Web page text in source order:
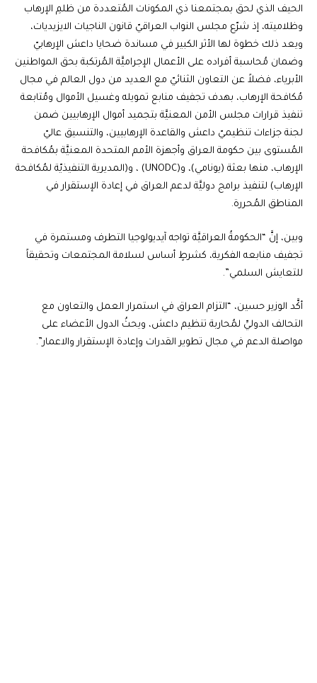
الحيف الذي لحق بمجتمعنا ذي المكونات المُتعددة من ظلمِ الإرهاب
وظلاميته، إذ شرّع مجلس النواب العراقيّ قانون الناجيات الايزيديات،
ويعد ذلك خطوة لها الأثر الكبير في مساندة ضحايا داعش الإرهابيّ
وضمان مُحاسبة أفراده على الأعمال الإجراميَّة المُرتكبة بحق المواطنين
الأبرياء، فضلاً عن التعاون الثنائيّ مع العديد من دول العالم في مجال
مُكافحة الإرهاب، بهدف تجفيف منابع تمويله وغسيل الأموال ومُتابعة
تنفيذ قرارات مجلس الأمن المعنيَّة بتجميد أموال الإرهابيين ضمن
لجنة جزاءات تنظيميّ داعش والقاعدة الإرهابيين، والتنسيق عاليّ
المُستوى بين حكومة العراق وأجهزة الأمم المتحدة المعنيَّة بمُكافحة
الإرهاب، منها بعثة (يونامي)، و(UNODC) ، و(المديرية التنفيذيّة لمُكافحة
الإرهاب) لتنفيذ برامج دوليَّة لدعم العراق في إعادة الإستقرار في
المناطق المُحررة.
وبين، إنَّ “الحكومةُ العراقيَّة تواجه آيديولوجيا التطرف ومستمرة في
تجفيف منابعه الفكرية، كشرطٍ أساس لسلامة المجتمعات وتحقيقاً
للتعايش السلمي”.
أكَّد الوزير حسين، “التزام العراق في استمرار العمل والتعاون مع
التحالف الدوليِّ لمُحاربة تنظيم داعش، ويحثُ الدول الأعضاء على
مواصلة الدعم في مجال تطوير القدرات وإعادة الإستقرار والاعمار”.